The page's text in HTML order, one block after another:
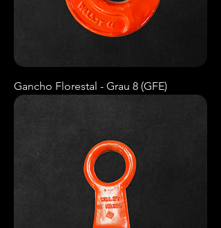
Gancho Florestal - Grau 8 (GFE)